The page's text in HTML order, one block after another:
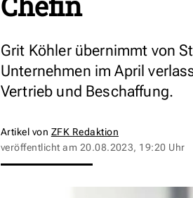
Grit Köhler übernimmt von
Unternehmen im April
Vertrieb und Beschaffung.
Artikel von ZFK Redaktion
veröffentlicht am 20.08.2023, 19:20 Uhr